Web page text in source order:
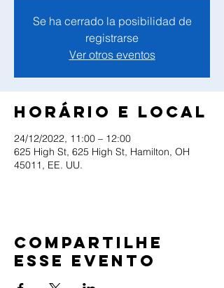
Se ha cerrado la posibilidad de
registrarse
Ver otros eventos
Horário e local
24/12/2022, 11:00 – 12:00
625 High St, 625 High St, Hamilton, OH
45011, EE. UU.
Compartilhe
esse evento